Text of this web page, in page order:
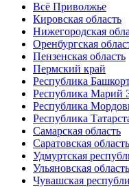
Всё Приволжье
Кировская область
Нижегородская
Оренбургская
Пензенская область
Пермский край
Республика
Республика Марий
Республика
Республика
Самарская область
Саратовская область
Удмуртская
Ульяновская область
Чувашская